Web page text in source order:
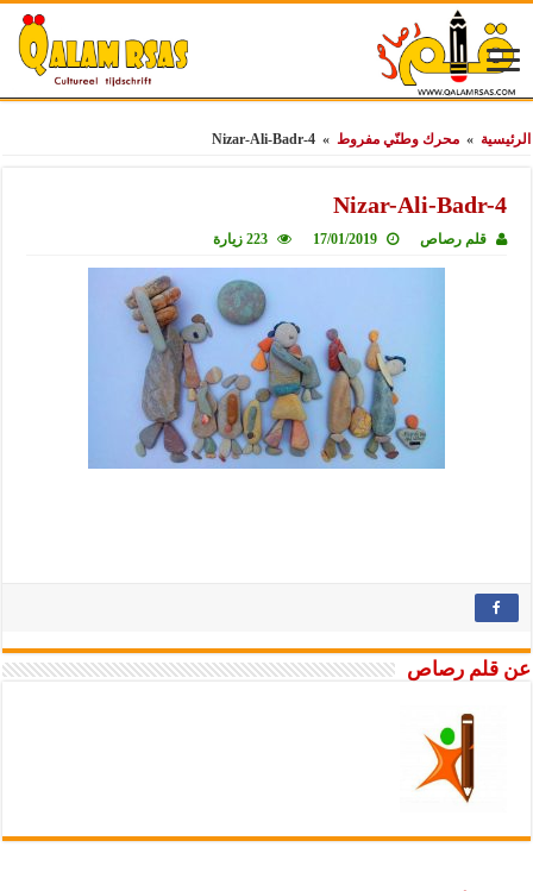
الرئيسية » محرك وطنّي مفروط »
Nizar-Ali-Badr-4
Nizar-Ali-Badr-4
قلم رصاص 17/01/2019 223 زيارة
عن قلم رصاص